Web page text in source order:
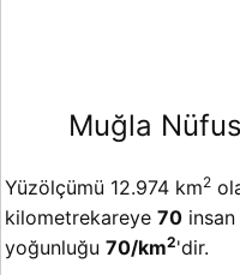
Muğla
Yüzölçümü 12.974 km2
kilometrekareye 70
yoğunluğu 70/km2'dir.